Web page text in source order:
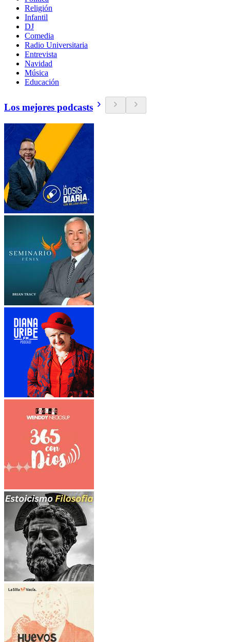
Religión
Infantil
DJ
Comedia
Radio Universitaria
Entrevista
Navidad
Música
Educación
Los mejores podcasts